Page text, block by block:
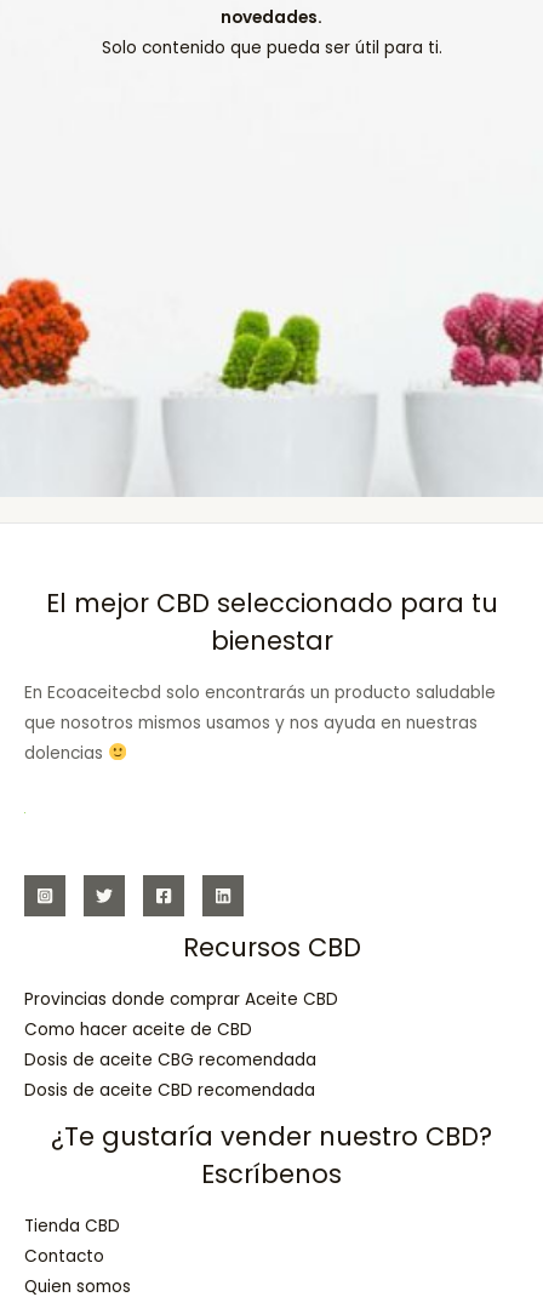
novedades.
Solo contenido que pueda ser útil para ti.
El mejor CBD seleccionado para tu
bienestar
En Ecoaceitecbd solo encontrarás un producto saludable
que nosotros mismos usamos y nos ayuda en nuestras
dolencias
Recursos CBD
Provincias donde comprar Aceite CBD
Como hacer aceite de CBD
Dosis de aceite CBG recomendada
Dosis de aceite CBD recomendada
¿Te gustaría vender nuestro CBD?
Escríbenos
Tienda CBD
Contacto
Quien somos